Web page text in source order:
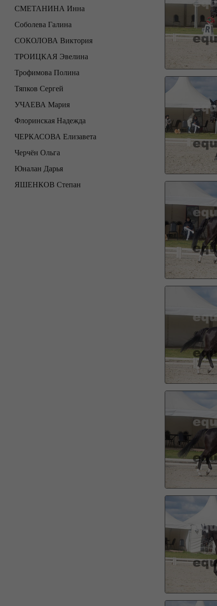
СМЕТАНИНА Инна
Соболева Галина
СОКОЛОВА Виктория
ТРОИЦКАЯ Эвелина
Трофимова Полина
Тяпков Сергей
УЧАЕВА Мария
Флоринская Надежда
ЧЕРКАСОВА Елизавета
Черчён Ольга
Юналан Дарья
ЯШЕНКОВ Степан